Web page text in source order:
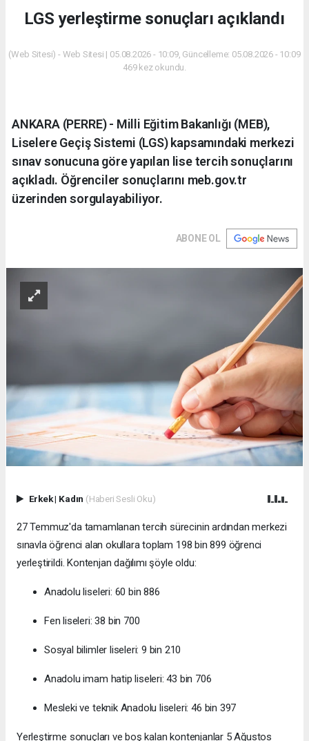
LGS yerleştirme sonuçları açıklandı
(Web Sitesi) - Web Sitesi | 05.08.2026 - 10:09, Güncelleme: 05.08.2026 - 10:09
469 kez okundu.
ANKARA (PERRE) - Milli Eğitim Bakanlığı (MEB),
Liselere Geçiş Sistemi (LGS) kapsamındaki merkezi
sınav sonucuna göre yapılan lise tercih sonuçlarını
açıkladı. Öğrenciler sonuçlarını meb.gov.tr
üzerinden sorgulayabiliyor.
ABONE OL
Erkek| Kadın (Haberi Sesli Oku)
27 Temmuz'da tamamlanan tercih sürecinin ardından merkezi
sınavla öğrenci alan okullara toplam 198 bin 899 öğrenci
yerleştirildi. Kontenjan dağılımı şöyle oldu:
Anadolu liseleri: 60 bin 886
Fen liseleri: 38 bin 700
Sosyal bilimler liseleri: 9 bin 210
Anadolu imam hatip liseleri: 43 bin 706
Mesleki ve teknik Anadolu liseleri: 46 bin 397
Yerleştirme sonuçları ve boş kalan kontenjanlar 5 Ağustos